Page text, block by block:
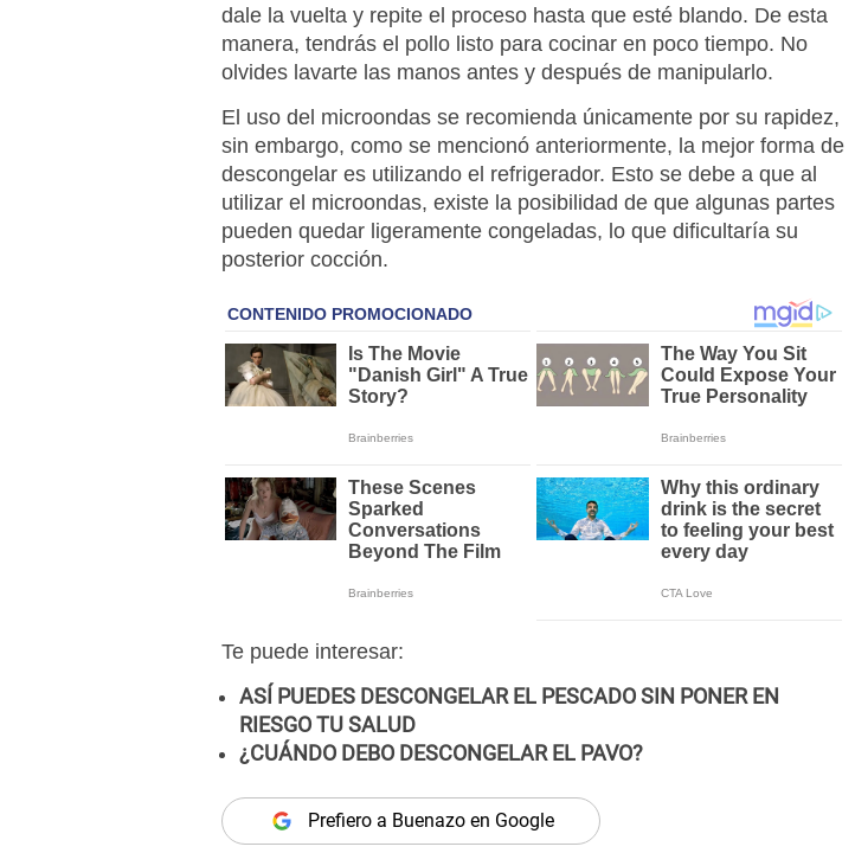
dale la vuelta y repite el proceso hasta que esté blando. De esta
manera, tendrás el pollo listo para cocinar en poco tiempo. No
olvides lavarte las manos antes y después de manipularlo.
El uso del microondas se recomienda únicamente por su rapidez,
sin embargo, como se mencionó anteriormente, la mejor forma de
descongelar es utilizando el refrigerador. Esto se debe a que al
utilizar el microondas, existe la posibilidad de que algunas partes
pueden quedar ligeramente congeladas, lo que dificultaría su
posterior cocción.
Te puede interesar:
ASÍ PUEDES DESCONGELAR EL PESCADO SIN PONER EN
RIESGO TU SALUD
¿CUÁNDO DEBO DESCONGELAR EL PAVO?
Prefiero a Buenazo en Google